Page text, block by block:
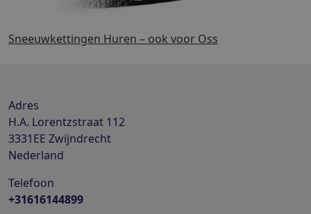
Sneeuwkettingen Huren – ook voor Oss
Adres
H.A. Lorentzstraat 112
3331EE Zwijndrecht
Nederland
Telefoon
+31616144899